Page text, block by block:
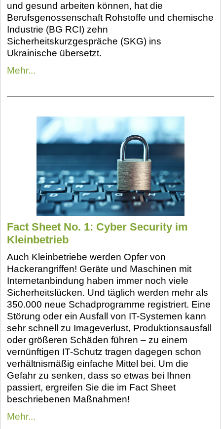
und gesund arbeiten können, hat die
Berufsgenossenschaft Rohstoffe und chemische
Industrie (BG RCI) zehn
Sicherheitskurzgespräche (SKG) ins
Ukrainische übersetzt.
Mehr...
Fact Sheet No. 1: Cyber Security im
Kleinbetrieb
Auch Kleinbetriebe werden Opfer von
Hackerangriffen! Geräte und Maschinen mit
Internetanbindung haben immer noch viele
Sicherheitslücken. Und täglich werden mehr als
350.000 neue Schadprogramme registriert. Eine
Störung oder ein Ausfall von IT-Systemen kann
sehr schnell zu Imageverlust, Produktionsausfall
oder größeren Schäden führen – zu einem
vernünftigen IT-Schutz tragen dagegen schon
verhältnismäßig einfache Mittel bei. Um die
Gefahr zu senken, dass so etwas bei Ihnen
passiert, ergreifen Sie die im Fact Sheet
beschriebenen Maßnahmen!
Mehr...